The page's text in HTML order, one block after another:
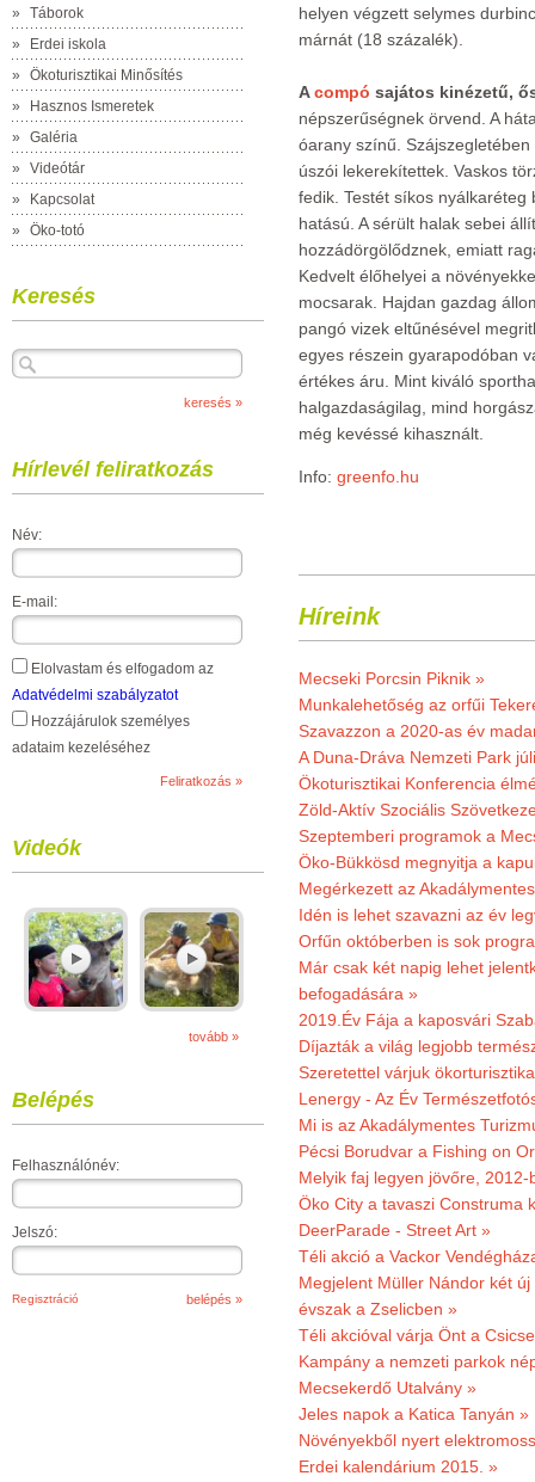
»
Táborok
»
Erdei iskola
»
Ökoturisztikai Minősítés
»
Hasznos Ismeretek
»
Galéria
»
Videótár
»
Kapcsolat
»
Öko-totó
Keresés
Hírlevél feliratkozás
Név:
E-mail:
Elolvastam és elfogadom az
Adatvédelmi szabályzatot
Hozzájárulok személyes
adataim kezeléséhez
Videók
tovább »
Belépés
Felhasználónév:
Jelszó:
Regisztráció
helyen végzett selymes
márnát (18 százalék).
Acompó sajátos kinézetű,
népszerűségnek örvend. A
óarany színű.
úszói lekerekítettek. Vaskos
fedik. Testét síkos
hatású. A sérült halak sebei
hozzádörgölődznek, emiatt
Kedvelt élőhelyei a
mocsarak. Hajdan gazdag
pangó vizek eltűnésével
egyes részein gyarapodóban
értékes áru. Mint kiváló
halgazdaságilag, mind
még kevéssé kihasznált.
Info: greenfo.hu
Híreink
Mecseki Porcsin Piknik »
Munkalehetőség az orfűi
Szavazzon a 2020-as év
A Duna-Dráva Nemzeti Park
Ökoturisztikai Konferencia
Zöld-Aktív Szociális
Szeptemberi programok a
Öko-Bükkösd megnyitja a
Megérkezett az
Idén is lehet szavazni az év
Orfűn októberben is sok
Már csak két napig lehet
befogadására »
2019.Év Fája a kaposvári
Díjazták a világ legjobb
Szeretettel várjuk
Lenergy - Az Év
Mi is az Akadálymentes
Pécsi Borudvar a Fishing on
Melyik faj legyen jövőre,
Öko City a tavaszi Construma
DeerParade - Street Art »
Téli akció a Vackor
Megjelent Müller Nándor két
évszak a Zselicben »
Téli akcióval várja Önt a
Kampány a nemzeti parkok
Mecsekerdő Utalvány »
Jeles napok a Katica Tanyán »
Növényekből nyert
Erdei kalendárium 2015. »